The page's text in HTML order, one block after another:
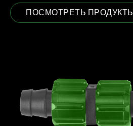
ПОСМОТРЕТЬ ПРОДУКТЫ